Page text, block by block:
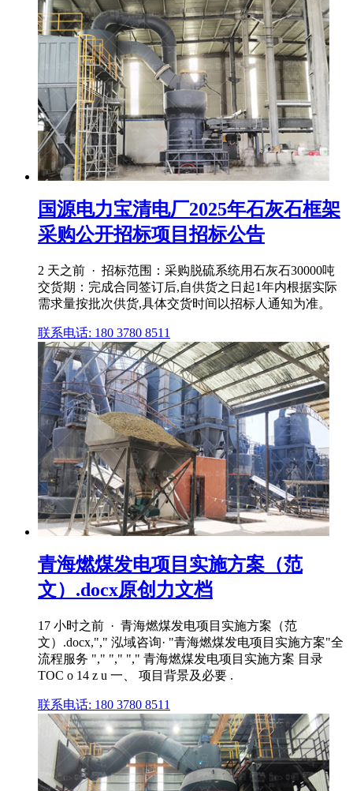
国源电力宝清电厂2025年石灰石框架
采购公开招标项目招标公告
2 天之前 · 招标范围：采购脱硫系统用石灰石30000吨
交货期：完成合同签订后,自供货之日起1年内根据实际
需求量按批次供货,具体交货时间以招标人通知为准。
联系电话: 180 3780 8511
青海燃煤发电项目实施方案（范
文）.docx原创力文档
17 小时之前 · 青海燃煤发电项目实施方案（范
文）.docx,"," 泓域咨询· "青海燃煤发电项目实施方案"全
流程服务 "," "," "," 青海燃煤发电项目实施方案 目录
TOC o 14 z u 一、 项目背景及必要 .
联系电话: 180 3780 8511